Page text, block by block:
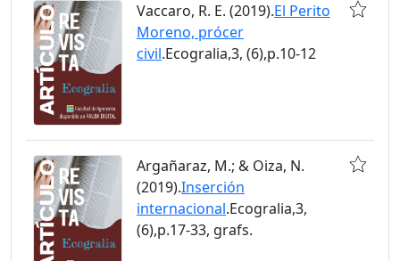
Vaccaro, R. E. (2019).El Perito
Moreno, prócer
civil.Ecogralia,3, (6),p.10-12
Argañaraz, M.; & Oiza, N.
(2019).Inserción
internacional.Ecogralia,3,
(6),p.17-33, grafs.